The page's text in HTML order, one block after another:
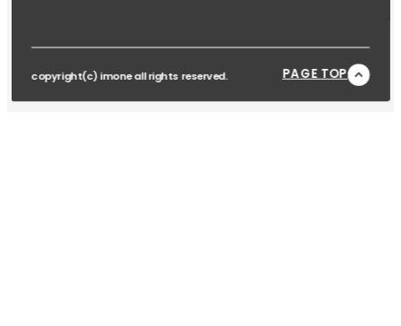
copyright(c) imone all rights reserved. PAGE TOP